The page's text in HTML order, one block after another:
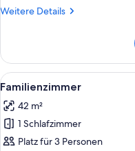
Weitere Details
Weitere
Familienzimmer
Lamee
Alle
Fotos
für
Familienzimmer
anzeigen
6
Familienzimmer
42 m²
1 Schlafzimmer
Platz für 3 Personen